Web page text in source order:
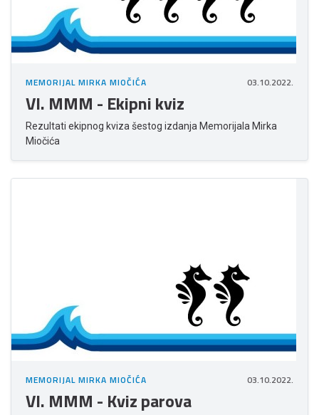
MEMORIJAL MIRKA MIOČIĆA 03.10.2022.
VI. MMM - Ekipni kviz
Rezultati ekipnog kviza šestog izdanja Memorijala Mirka
Miočića
MEMORIJAL MIRKA MIOČIĆA 03.10.2022.
VI. MMM - Kviz parova